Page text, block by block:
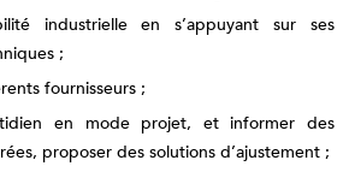
industrielle en s’appuyant sur ses
;
fournisseurs ;
en mode projet, et informer des
proposer des solutions d’ajustement ;